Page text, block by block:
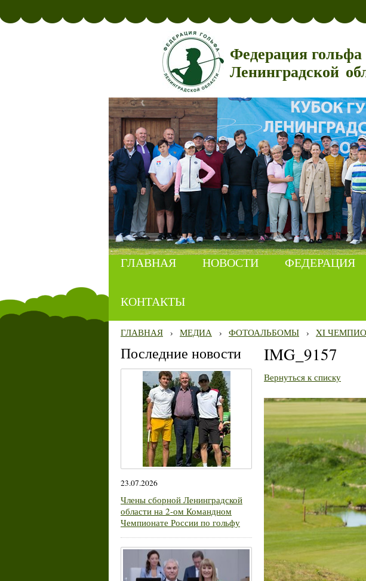
Федерация гольфа
Ленинградской
ГЛАВНАЯ НОВОСТИ ФЕДЕРАЦИЯ
КОНТАКТЫ
ГЛАВНАЯ › МЕДИА › ФОТОАЛЬБОМЫ › XI
Последние новости
23.07.2026
Члены сборной Ленинградской
области на 2-ом Командном
Чемпионате России по гольфу
IMG_9157
Вернуться к списку